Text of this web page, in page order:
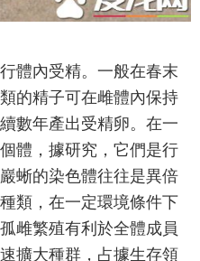
體內受精。一般在春末
的精子可在雌體內保持
數年產出受精卵。在一
體，據研究，它們是行
蜥的染色體往往是異倍
類，在一定環境條件下
雌繁殖有利於全體成員
擴大種群，占據生存領